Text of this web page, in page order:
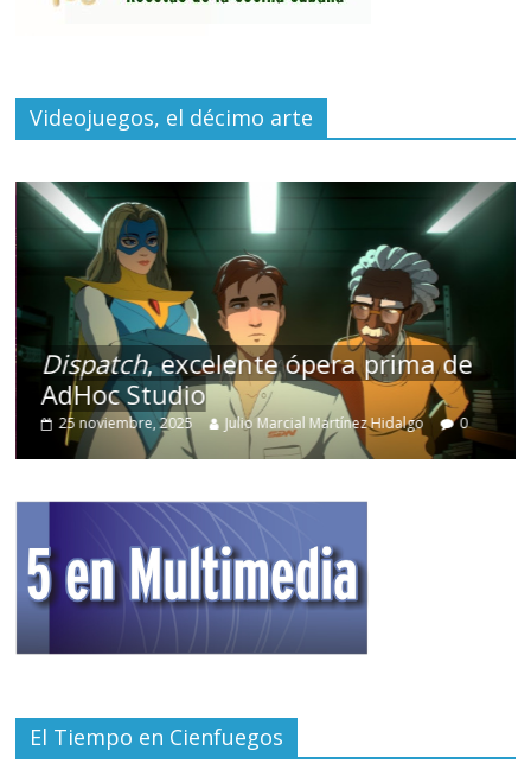
Videojuegos, el décimo arte
Dispatch, excelente ópera prima de
AdHoc Studio
25 noviembre, 2025 Julio Marcial Martínez Hidalgo 0
El Tiempo en Cienfuegos